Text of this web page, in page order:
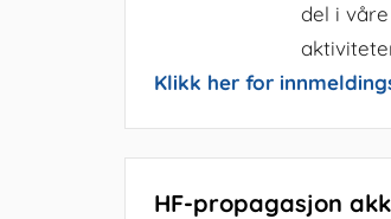
del i
Klikk her for
HF-propagasjon